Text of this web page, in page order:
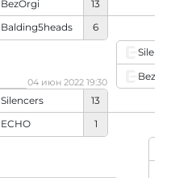
BezOrgi
13
Balding5heads
6
Silencers
13
ECHO
1
04 июн 2022 19:30